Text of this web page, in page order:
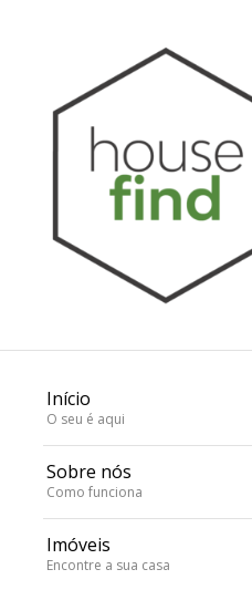
Início
O seu é aqui
Sobre nós
Como funciona
Imóveis
Encontre a sua casa